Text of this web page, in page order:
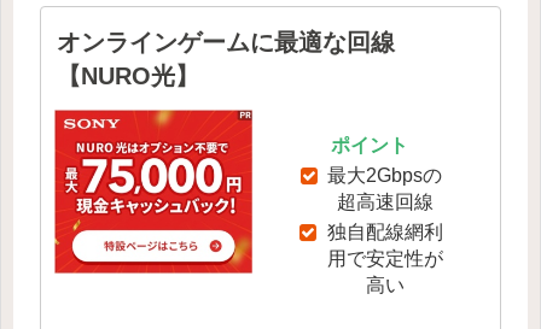
オンラインゲームに最適な回線
【NURO光】
ポイント
最大2Gbpsの
超高速回線
独自配線網利
用で安定性が
高い